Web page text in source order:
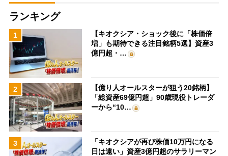
ランキング
1
【キオクシア・ショック後に「株価倍
増」も期待できる注目銘柄5選】資産3
億円超・…
2
【億り人オールスターが狙う20銘柄】
「総資産69億円超」90歳現役トレーダ
ーから“10…
3
「キオクシアが再び株価10万円になる
日は遠い」資産3億円超のサラリーマン